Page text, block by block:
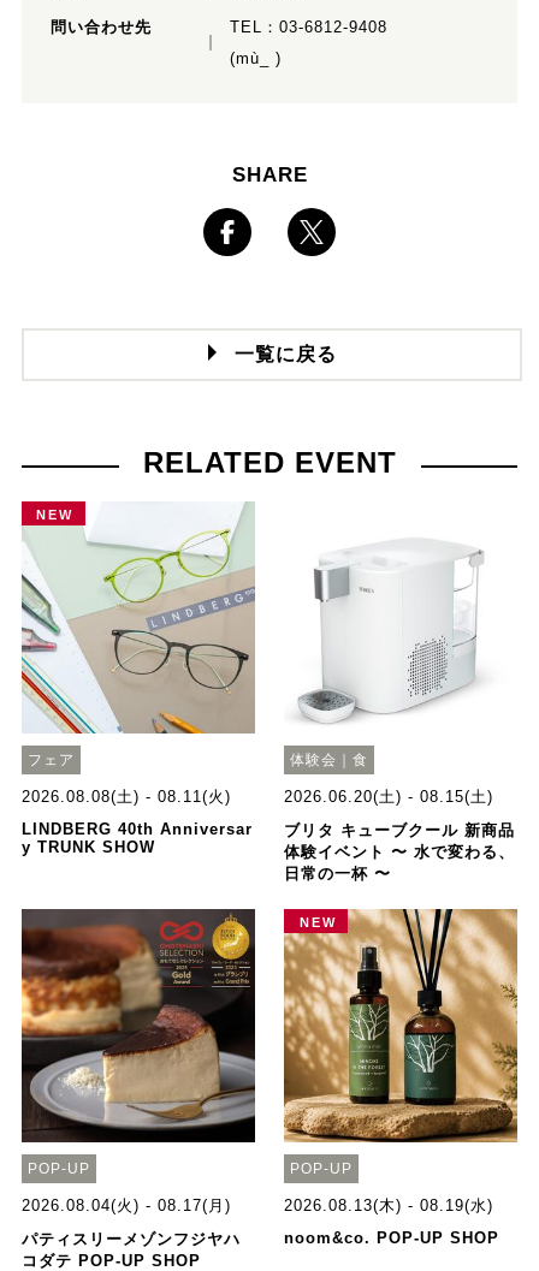
問い合わせ先 TEL： 03-6812-9408
(mù_ )
SHARE
一覧に戻る
RELATED EVENT
NEW
フェア
2026.08.08(土) - 08.11(火)
LINDBERG 40th Anniversar
y TRUNK SHOW
体験会｜食
2026.06.20(土) - 08.15(土)
ブリタ キューブクール 新商品
体験イベント 〜 水で変わる、
日常の一杯 〜
POP-UP
2026.08.04(火) - 08.17(月)
パティスリーメゾンフジヤハ
コダテ POP-UP SHOP
NEW
POP-UP
2026.08.13(木) - 08.19(水)
noom&co. POP-UP SHOP